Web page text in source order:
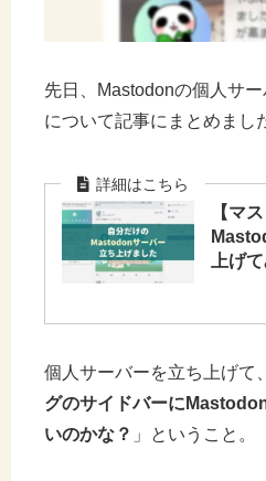
先日、Mastodonの個人サ
について記事にまとめまし
【マ
上げ
想【
個人サーバーを立ち上げて
グのサイドバーに
いのかな？ 」ということ。